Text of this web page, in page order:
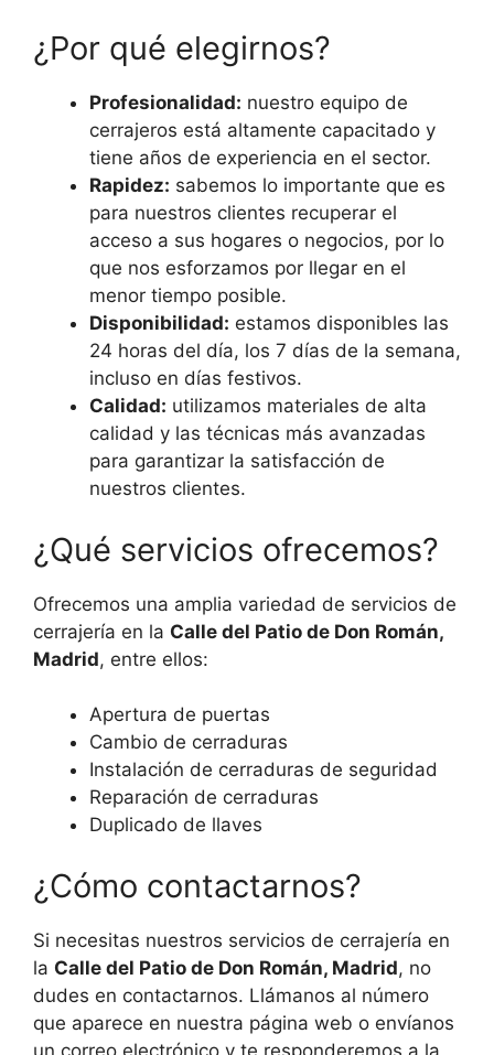
¿Por qué elegirnos?
Profesionalidad: nuestro equipo de
cerrajeros está altamente capacitado y
tiene años de experiencia en el sector.
Rapidez: sabemos lo importante que es
para nuestros clientes recuperar el
acceso a sus hogares o negocios, por lo
que nos esforzamos por llegar en el
menor tiempo posible.
Disponibilidad: estamos disponibles las
24 horas del día, los 7 días de la semana,
incluso en días festivos.
Calidad: utilizamos materiales de alta
calidad y las técnicas más avanzadas
para garantizar la satisfacción de
nuestros clientes.
¿Qué servicios ofrecemos?
Ofrecemos una amplia variedad de servicios de
cerrajería en la Calle del Patio de Don Román,
Madrid, entre ellos:
Apertura de puertas
Cambio de cerraduras
Instalación de cerraduras de seguridad
Reparación de cerraduras
Duplicado de llaves
¿Cómo contactarnos?
Si necesitas nuestros servicios de cerrajería en
la Calle del Patio de Don Román, Madrid, no
dudes en contactarnos. Llámanos al número
que aparece en nuestra página web o envíanos
un correo electrónico y te responderemos a la